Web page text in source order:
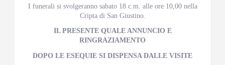
I funerali si svolgeranno sabato 18 c.m. alle ore 10,00 nella
Cripta di San Giustino.
IL PRESENTE QUALE ANNUNCIO E
RINGRAZIAMENTO
DOPO LE ESEQUIE SI DISPENSA DALLE VISITE